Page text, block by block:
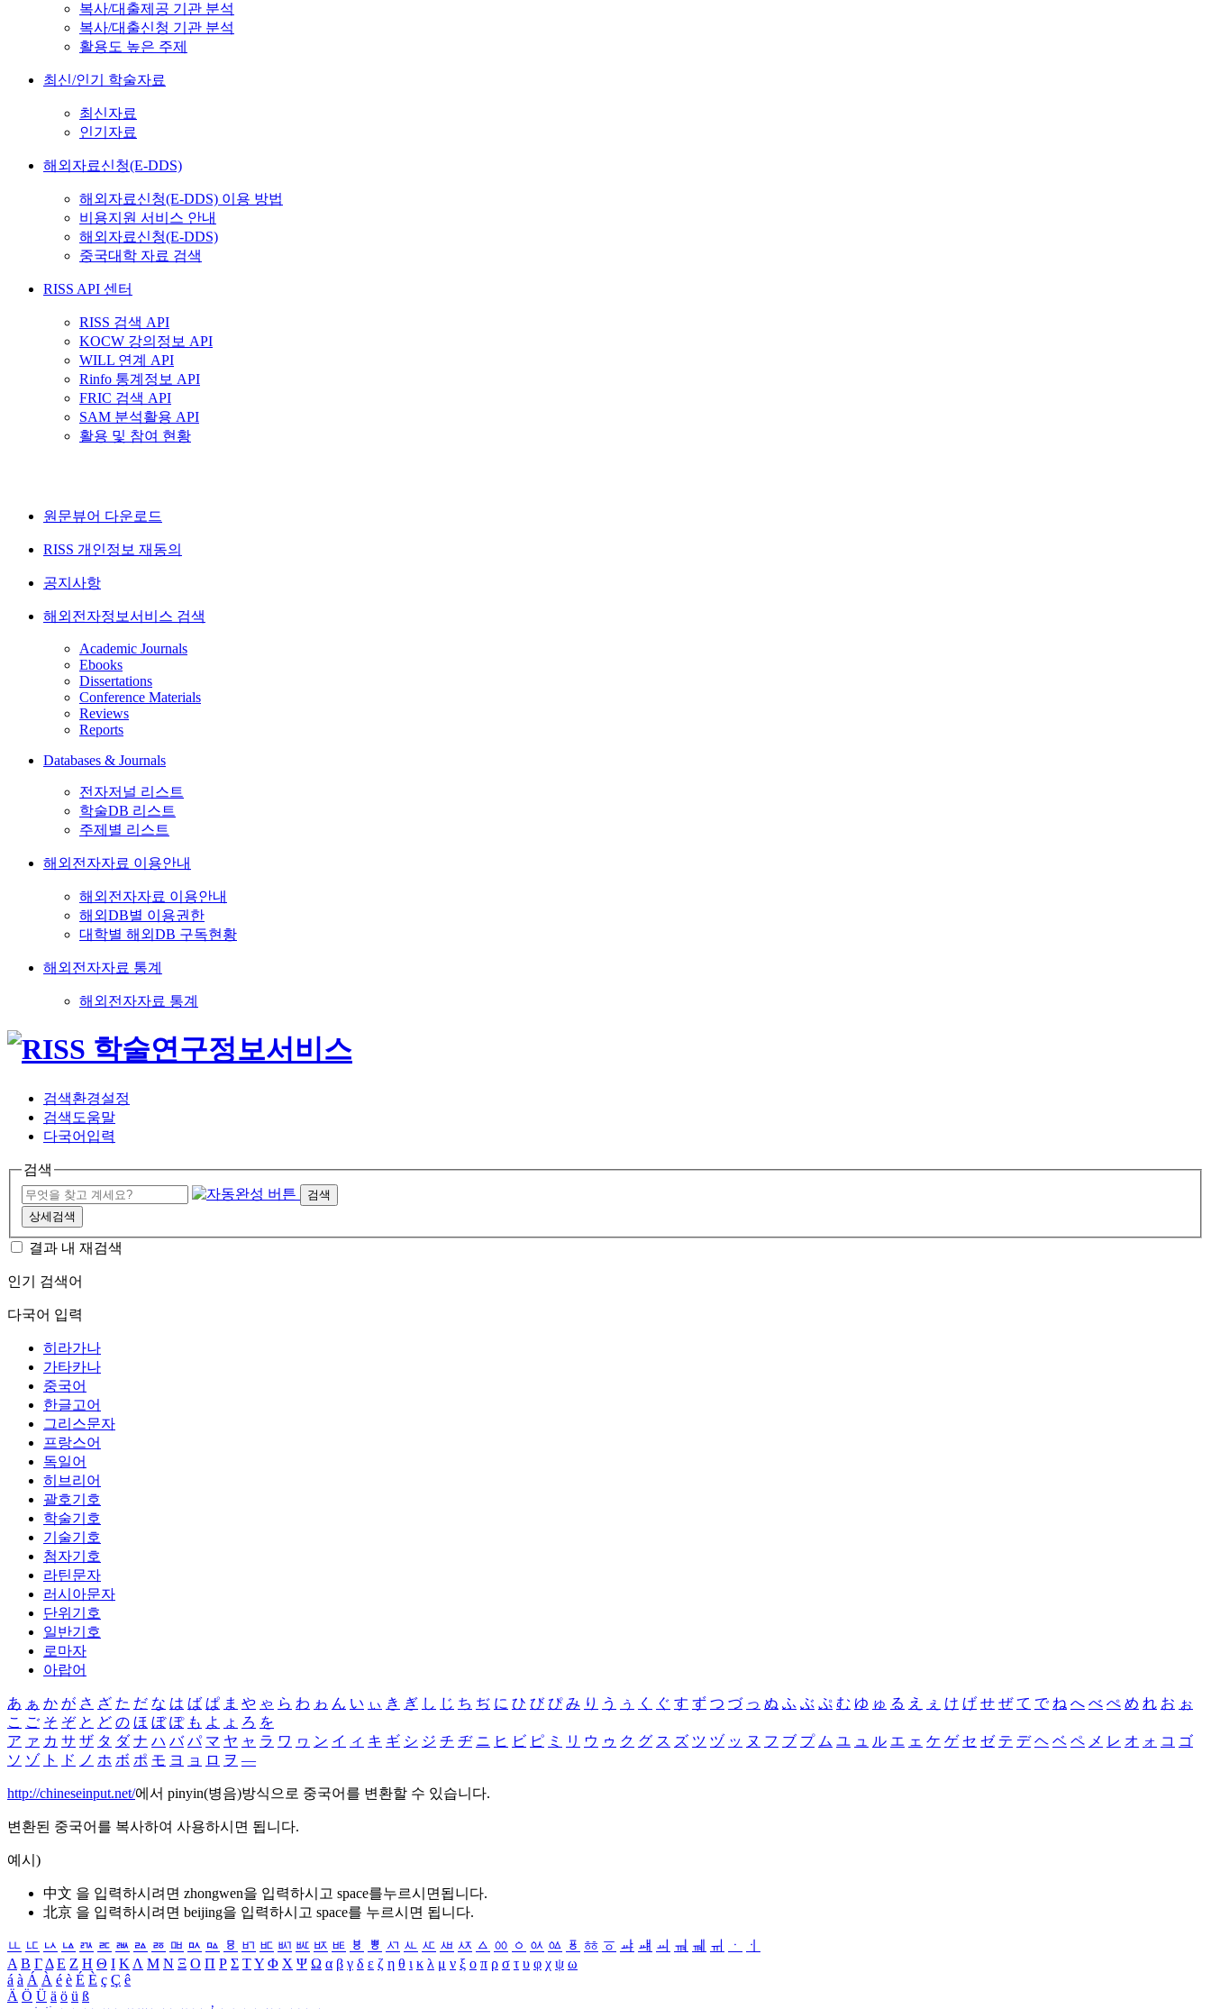
복사/대출제공 기관 분석
복사/대출신청 기관 분석
활용도 높은 주제
최신/인기 학술자료
최신자료
인기자료
해외자료신청(E-DDS)
해외자료신청(E-DDS) 이용 방법
비용지원 서비스 안내
해외자료신청(E-DDS)
중국대학 자료 검색
RISS API 센터
RISS 검색 API
KOCW 강의정보 API
WILL 연계 API
Rinfo 통계정보 API
FRIC 검색 API
SAM 분석활용 API
활용 및 참여 현황
원문뷰어 다운로드
RISS 개인정보 재동의
공지사항
해외전자정보서비스 검색
Academic Journals
Ebooks
Dissertations
Conference Materials
Reviews
Reports
Databases & Journals
전자저널 리스트
학술DB 리스트
주제별 리스트
해외전자자료 이용안내
해외전자자료 이용안내
해외DB별 이용권한
대학별 해외DB 구독현황
해외전자자료 통계
해외전자자료 통계
검색환경설정
검색도움말
다국어입력
검색
검색
상세검색
결과 내 재검색
인기 검색어
다국어 입력
히라가나
가타카나
중국어
한글고어
그리스문자
프랑스어
독일어
히브리어
괄호기호
학술기호
기술기호
첨자기호
라틴문자
러시아문자
단위기호
일반기호
로마자
아랍어
あ ぁ か が さ ざ た だ な は ば ぱ ま や ゃ ら わ ゎ ん い ぃ き ぎ し じ ち ぢ に ひ び ぴ み り う ぅ く ぐ す ず つ づ っ ぬ ふ ぶ ぷ む ゆ ゅ る え ぇ け げ せ ぜ て で ね へ べ ぺ め れ お ぉ
こ ご そ ぞ と ど の ほ ぼ ぽ も よ ょ ろ を
ア ァ カ サ ザ タ ダ ナ ハ バ パ マ ヤ ャ ラ ワ ヮ ン イ ィ キ ギ シ ジ チ ヂ ニ ヒ ビ ピ ミ リ ウ ゥ ク グ ス ズ ツ ヅ ッ ヌ フ ブ プ ム ユ ュ ル エ ェ ケ ゲ セ ゼ テ デ ヘ ベ ペ メ レ オ ォ コ ゴ
ソ ゾ ト ド ノ ホ ボ ポ モ ヨ ョ ロ ヲ ―
http://chineseinput.net/에서 pinyin(병음)방식으로 중국어를 변환할 수 있습니다.
변환된 중국어를 복사하여 사용하시면 됩니다.
예시)
中文 을 입력하시려면 zhongwen을 입력하시고 space를누르시면됩니다.
北京 을 입력하시려면 beijing을 입력하시고 space를 누르시면 됩니다.
ㅥ ㅦ ㅧ ㅨ ㅩ ㅪ ㅫ ㅬ ㅭ ㅮ ㅯ ㅰ ㅱ ㅲ ㅳ ㅴ ㅵ ㅶ ㅷ ㅸ ㅹ ㅺ ㅻ ㅼ ㅽ ㅾ ㅿ ㆀ ㆁ ㆂ ㆃ ㆄ ㆅ ㆆ ㆇ ㆈ ㆉ ㆊ ㆋ ㆌ ㆍ
ㆎ
Α Β ΓΔ Ε Ζ Η Θ Ι ΚΛ Μ Ν Ξ Ο Π Ρ Σ ΤΥ Φ Χ Ψ Ω α β γ δ ε ζ η θ ι κ λ μ ν ξ ο π ρ σ τ υ φ χ ψ ω
á à Á À é è É È ç Ç ê
Ä Ö Ü ä ö ü ß